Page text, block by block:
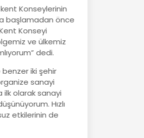
Konseylerinin
başlamadan önce
Konseyi
ve ülkemiz
dedi.
benzer iki şehir
sanayi
olarak sanayi
Hızlı
etkilerinin de